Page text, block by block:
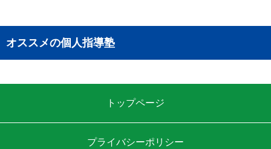
オススメの個人指導塾
トップページ
プライバシーポリシー